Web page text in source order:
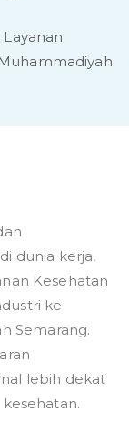
dunia kerja,
Kesehatan
ke
Semarang.
lebih dekat